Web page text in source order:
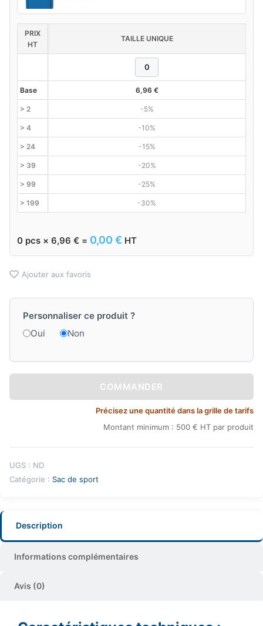
PRIX
HT
TAILLE UNIQUE
Base 6,96 €
> 2 -5%
> 4 -10%
> 24 -15%
> 39 -20%
> 99 -25%
> 199 -30%
0 pcs × 6,96 € = 0,00 € HT
Ajouter aux favoris
Personnaliser ce produit ?
Oui
Non
COMMANDER
Précisez une quantité dans la grille de tarifs
Montant minimum : 500 € HT par produit
UGS : ND
Catégorie : Sac de sport
Description
Informations complémentaires
Avis (0)